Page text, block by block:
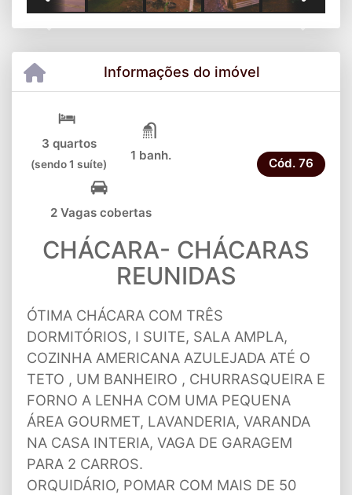
Informações do imóvel
3 quartos
(sendo 1 suíte)
1 banh.
2 Vagas cobertas
Cód. 76
CHÁCARA- CHÁCARAS
REUNIDAS
ÓTIMA CHÁCARA COM TRÊS
DORMITÓRIOS, I SUITE, SALA AMPLA,
COZINHA AMERICANA AZULEJADA ATÉ O
TETO , UM BANHEIRO , CHURRASQUEIRA E
FORNO A LENHA COM UMA PEQUENA
ÁREA GOURMET, LAVANDERIA, VARANDA
NA CASA INTERIA, VAGA DE GARAGEM
PARA 2 CARROS.
ORQUIDÁRIO, POMAR COM MAIS DE 50